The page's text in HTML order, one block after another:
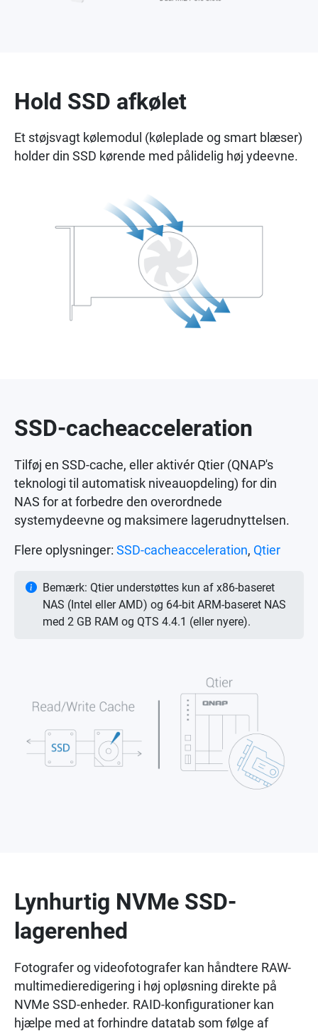
Hold SSD afkølet
Et støjsvagt kølemodul (køleplade og smart blæser)
holder din SSD kørende med pålidelig høj ydeevne.
SSD-cacheacceleration
Tilføj en SSD-cache, eller aktivér Qtier (QNAP's
teknologi til automatisk niveauopdeling) for din
NAS for at forbedre den overordnede
systemydeevne og maksimere lagerudnyttelsen.
Flere oplysninger: SSD-cacheacceleration, Qtier
Bemærk: Qtier understøttes kun af x86-baseret
NAS (Intel eller AMD) og 64-bit ARM-baseret NAS
med 2 GB RAM og QTS 4.4.1 (eller nyere).
Lynhurtig NVMe SSD-
lagerenhed
Fotografer og videofotografer kan håndtere RAW-
multimedieredigering i høj opløsning direkte på
NVMe SSD-enheder. RAID-konfigurationer kan
hjælpe med at forhindre datatab som følge af